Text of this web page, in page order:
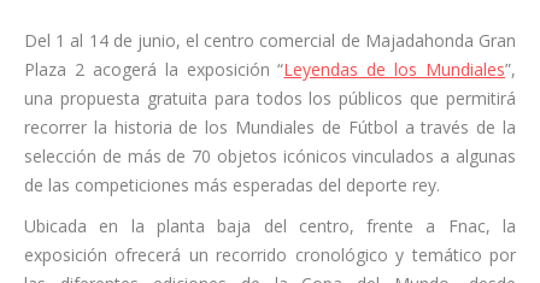
Del 1 al 14 de junio, el centro comercial de Majadahonda Gran
Plaza 2 acogerá la exposición “Leyendas de los Mundiales”,
una propuesta gratuita para todos los públicos que permitirá
recorrer la historia de los Mundiales de Fútbol a través de la
selección de más de 70 objetos icónicos vinculados a algunas
de las competiciones más esperadas del deporte rey.
Ubicada en la planta baja del centro, frente a Fnac, la
exposición ofrecerá un recorrido cronológico y temático por